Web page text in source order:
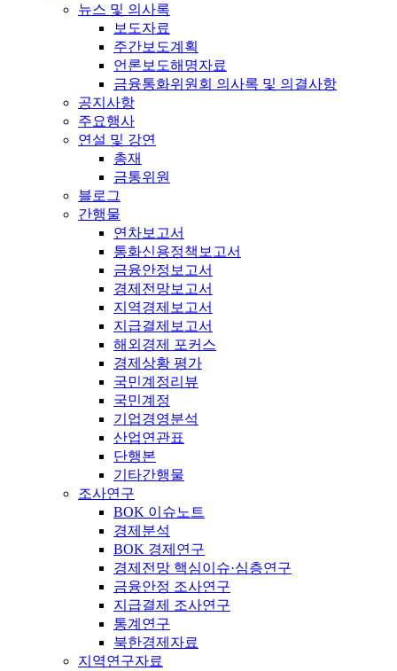
뉴스 및 의사록
보도자료
주간보도계획
언론보도해명자료
금융통화위원회 의사록 및 의결사항
공지사항
주요행사
연설 및 강연
총재
금통위원
블로그
간행물
연차보고서
통화신용정책보고서
금융안정보고서
경제전망보고서
지역경제보고서
지급결제보고서
해외경제 포커스
경제상황 평가
국민계정리뷰
국민계정
기업경영분석
산업연관표
단행본
기타간행물
조사연구
BOK 이슈노트
경제분석
BOK 경제연구
경제전망 핵심이슈·심층연구
금융안정 조사연구
지급결제 조사연구
통계연구
북한경제자료
지역연구자료